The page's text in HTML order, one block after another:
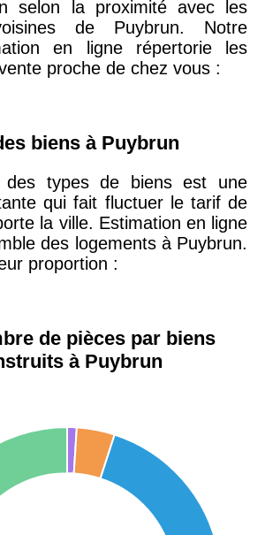
9 231 € 10 415 €
3 036 € 2 667 €
10 073 € 11 085 €
1 404 € 2 013 €
12 687 €
selon la proximité avec les
de Puybrun. Notre
en ligne répertorie les
proche de chez vous :
biens à Puybrun
des types de biens est une
qui fait fluctuer le tarif de
la ville. Estimation en ligne
des logements à Puybrun.
proportion :
de pièces par biens
à Puybrun